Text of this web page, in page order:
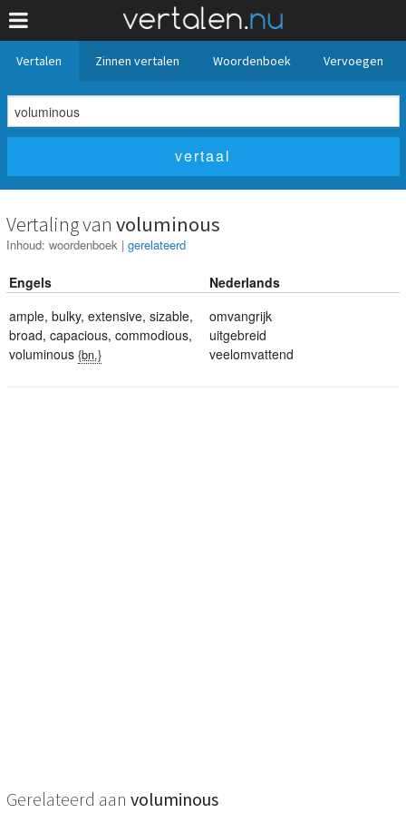
Vertalen Zinnen vertalen Woordenboek Vervoegen
Vertaling van voluminous
Inhoud: woordenboek | gerelateerd
Engels
Nederlands
ample, bulky, extensive, sizable,
broad, capacious, commodious,
voluminous {bn.}
omvangrijk
uitgebreid
veelomvattend
Gerelateerd aan voluminous